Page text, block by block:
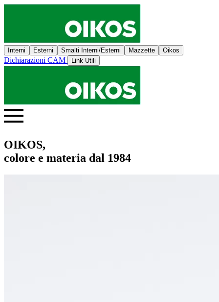
Interni Esterni Smalti Interni/Esterni Mazzette Oikos
Dichiarazioni CAM Link Utili
OIKOS,
colore e materia dal 1984